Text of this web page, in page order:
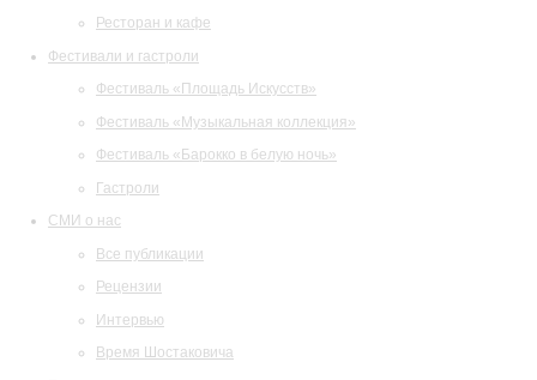
Ресторан и кафе
Фестивали и гастроли
Фестиваль «Площадь Искусств»
Фестиваль «Музыкальная коллекция»
Фестиваль «Барокко в белую ночь»
Гастроли
СМИ о нас
Все публикации
Рецензии
Интервью
Время Шостаковича